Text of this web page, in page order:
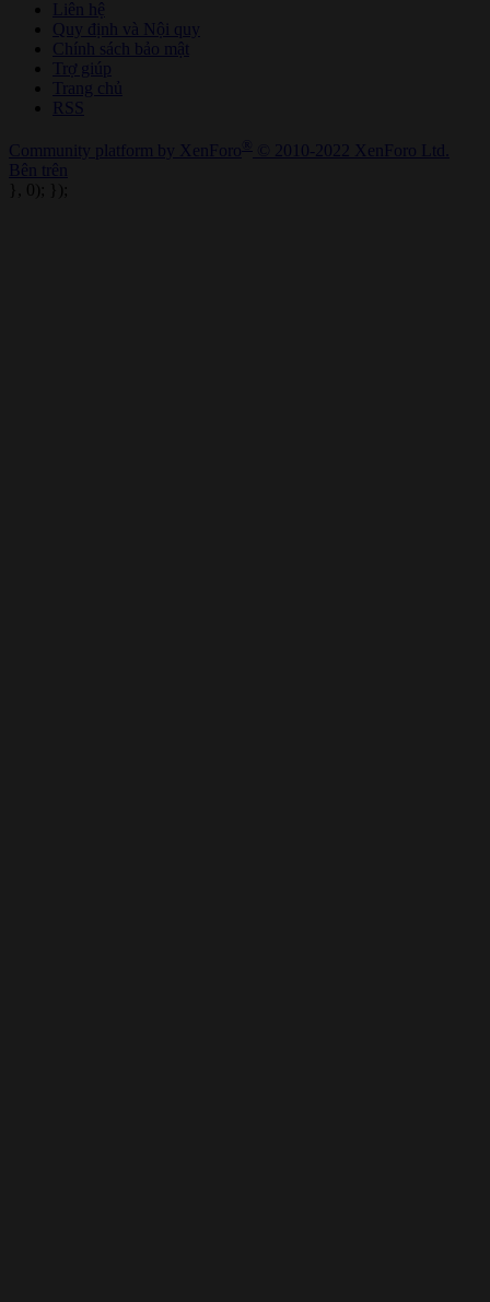
Liên hệ
Quy định và Nội quy
Chính sách bảo mật
Trợ giúp
Trang chủ
RSS
Community platform by XenForo
© 2010-2022 XenForo Ltd.
Bên trên
}, 0); });